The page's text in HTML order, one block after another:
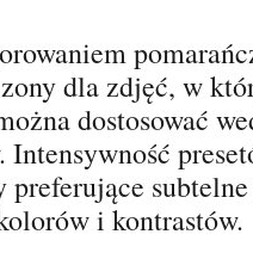
dla zdjęć, w
dostosować
i kontrastów.